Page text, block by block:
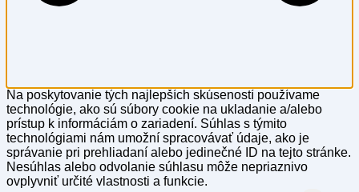
Na poskytovanie tých najlepších skúseností používame
technológie, ako sú súbory cookie na ukladanie a/alebo
prístup k informáciám o zariadení. Súhlas s týmito
technológiami nám umožní spracovávať údaje, ako je
správanie pri prehliadaní alebo jedinečné ID na tejto stránke.
Nesúhlas alebo odvolanie súhlasu môže nepriaznivo
ovplyvniť určité vlastnosti a funkcie.